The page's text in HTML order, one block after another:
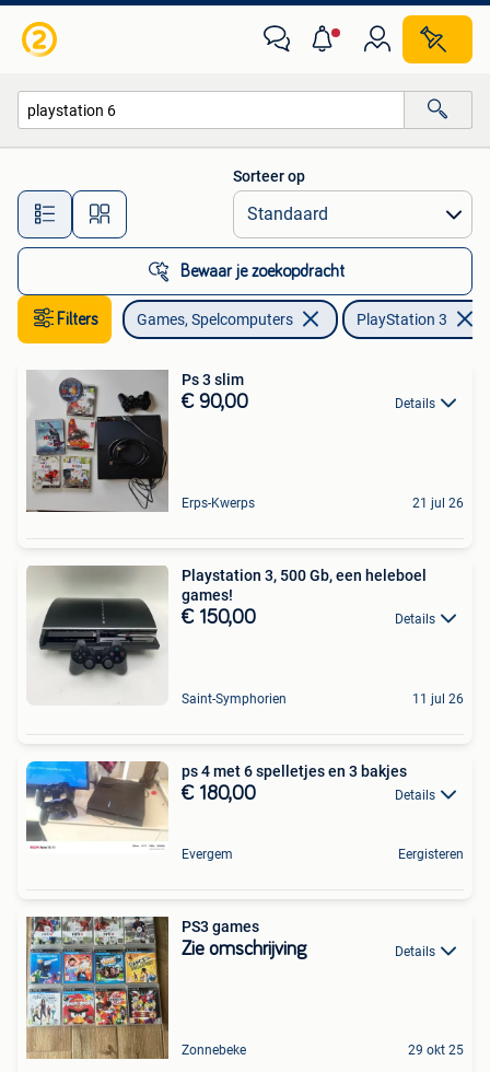
Alle afstanden…
Sorteer op
Bewaar je zoekopdracht
Filters Games, Spelcomputers PlayStation 3
Ps 3 slim
€ 90,00 Details
Erps-Kwerps 21 jul 26
Playstation 3, 500 Gb, een heleboel
games!
€ 150,00 Details
Saint-Symphorien 11 jul 26
ps 4 met 6 spelletjes en 3 bakjes
€ 180,00 Details
Evergem Eergisteren
PS3 games
Zie omschrijving Details
Zonnebeke 29 okt 25